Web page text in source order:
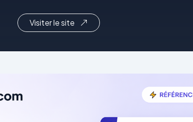
Visiter le site